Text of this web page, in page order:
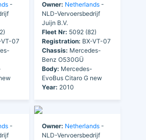
-
VT-07
Owner: Netherlands -
NLD-Vervoersbedrijf
Juijn B.V.
Fleet Nr: 5092 (82)
Registration: BX-VT-07
Chassis: Mercedes-
Benz O530GÜ
Body: Mercedes-
EvoBus Citaro G new
Year: 2010
-
Owner: Netherlands -
NLD-Vervoersbedrijf